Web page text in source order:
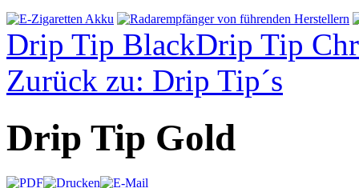
Drip Tip BlackDrip Tip
Zurück zu: Drip Tip´s
Drip Tip Gold